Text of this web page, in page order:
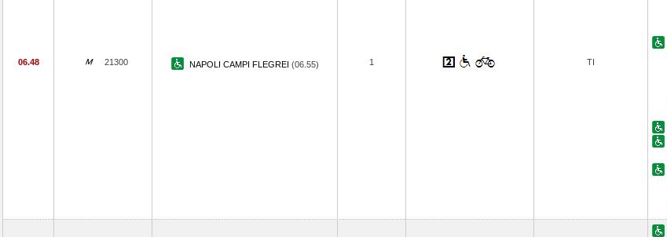
06.48 21300 NAPOLI CAMPI FLEGREI (06.55) 1 TI